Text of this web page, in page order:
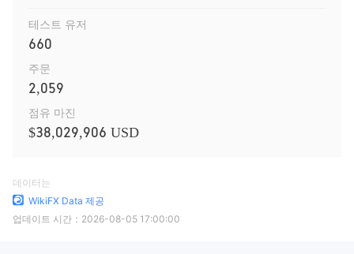
테스트 유저
660
주문
2,059
점유 마진
$38,029,906 USD
데이터는
WikiFX Data 제공
업데이트 시간： 2026-08-05 17:00:00